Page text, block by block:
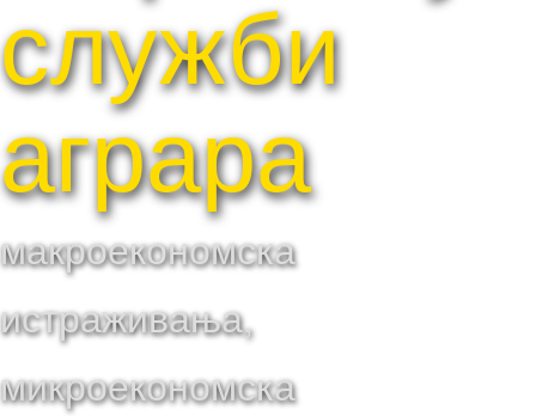
служби
аграра
макроекономска
истраживања,
микроекономска